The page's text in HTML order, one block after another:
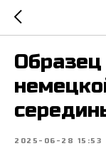
2025-06-28 15:53